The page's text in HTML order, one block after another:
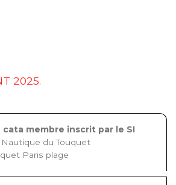
2025.
cata membre inscrit par le SI
Nautique du Touquet
Paris plage